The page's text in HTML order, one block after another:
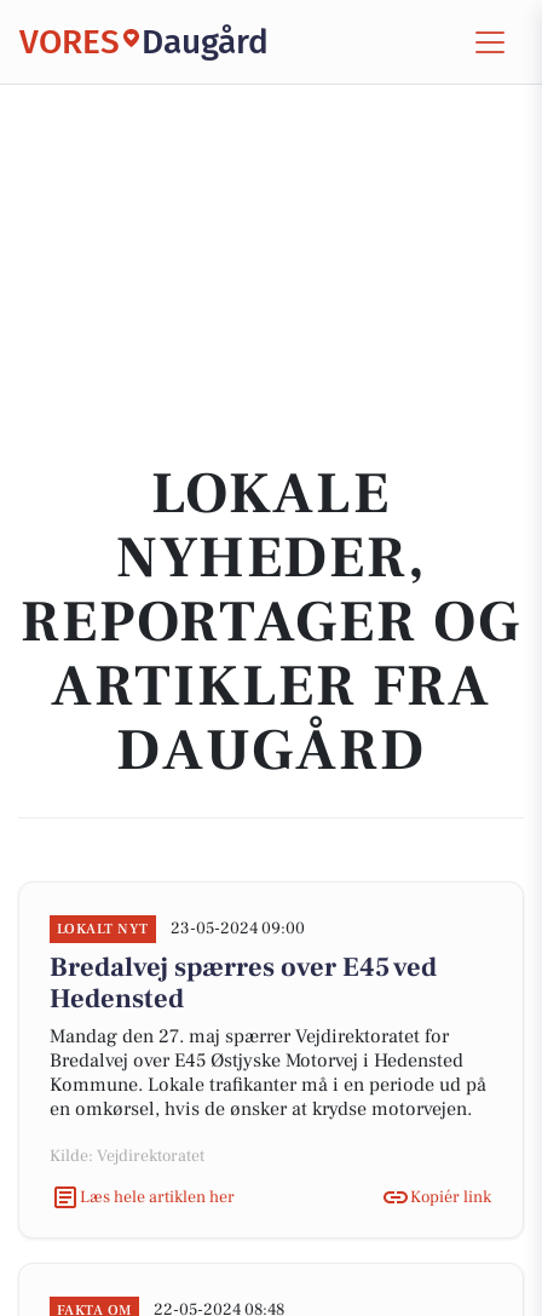
VORES Daugård
LOKALE
NYHEDER,
REPORTAGER OG
ARTIKLER FRA
DAUGÅRD
LOKALT NYT 23-05-2024 09:00
Bredalvej spærres over E45 ved
Hedensted
Mandag den 27. maj spærrer Vejdirektoratet for
Bredalvej over E45 Østjyske Motorvej i Hedensted
Kommune. Lokale trafikanter må i en periode ud på
en omkørsel, hvis de ønsker at krydse motorvejen.
Kilde: Vejdirektoratet
Læs hele artiklen her
Kopiér link
FAKTA OM 22-05-2024 08:48